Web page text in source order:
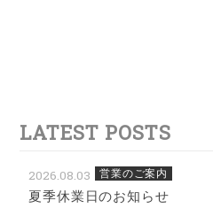
LATEST POSTS
2026.08.03 営業のご案内
夏季休業日のお知らせ